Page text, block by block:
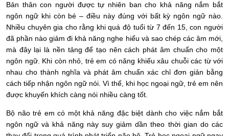
Bản thân con người được tự nhiên ban cho khả năng nắm bắt
ngôn ngữ khi còn bé – điều này đúng với bất kỳ ngôn ngữ nào.
Nhiều chuyên gia cho rằng khi quá độ tuổi từ 7 đến 15, con người
đã phần nào giảm đi khả năng nghe hiểu và sao chép các âm mới,
mà đây lại là nền tảng để tạo nên cách phát âm chuẩn cho một
ngôn ngữ. Khi còn nhỏ, trẻ em có năng khiếu xâu chuỗi các từ với
nhau cho thành nghĩa và phát âm chuẩn xác chỉ đơn giản bằng
cách tiếp nhận ngôn ngữ nói. Vì thế, khi học ngoại ngữ, trẻ em nên
được khuyến khích càng nói nhiều càng tốt.
Bộ não trẻ em có một khả năng đặc biệt dành cho việc nắm bắt
ngôn ngữ và khả năng này suy giảm dần theo thời gian do các